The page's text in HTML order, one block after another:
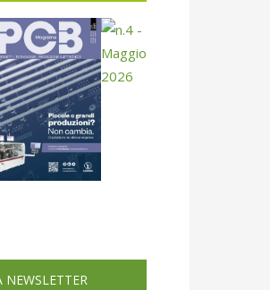
NEWSLETTER